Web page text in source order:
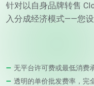
针对以自身品牌转售
入分成经济模式——您
无平台许可费或最低消费
透明的单价批发费率，完